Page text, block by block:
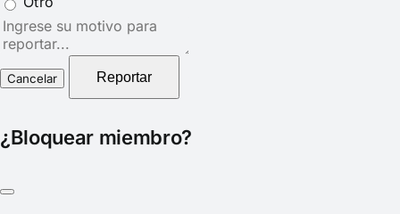
Nota
del
reporte
Reportar
¿Bloquear miembro?